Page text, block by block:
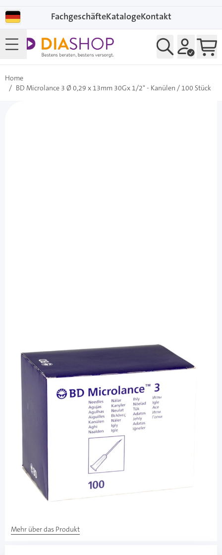
FachgeschäfteKatalogeKontakt
Home
/ BD Microlance 3 Ø 0,29 x 13mm 30Gx 1/2" - Kanülen / 100 Stück
BD Microlance 3 Ø 0,29 x 13mm 30Gx
1/2" - Kanülen / 100 Stück
PZN: 03087148 / Diashop.de Kat.-Nr.
sofort verfügbar
Lieferzeit 1-3 Werktage
Besonderheiten
dreifacher Facettenschliff sorgt für eine
schmerzarme Punktion
Kanülenoberfläche mit Ultraschall behandelt und
feindosiert mit Silikon beschichtet
extrem dünnwandig, dadurch besonders hohe
Mehr über das Produkt